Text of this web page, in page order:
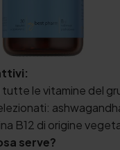
tutte le vitamine del
B12 di origine
serve?